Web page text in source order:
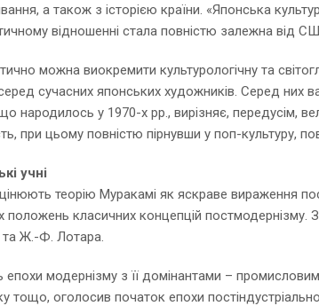
а також з історією країни. «Японська
відношенні стала повністю залежна
можна виокремити культурологічну та
сучасних японських художників. Серед
народилось у 1970-х рр., вирізняє, передусім,
при цьому повністю пірнувши у поп-культуру,
учні
теорію Муракамі як яскраве вираження
положень класичних концепцій
та Ж.-Ф. Лотара.
епохи модернізму з її домінантами –
тощо, оголосив початок епохи